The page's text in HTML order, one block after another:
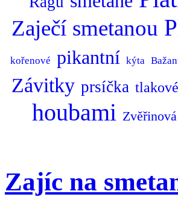
Zaječí smetanou
kořenové pikantní kýta
Závitky prsíčka
houbami Zvěřinová
Zajíc na